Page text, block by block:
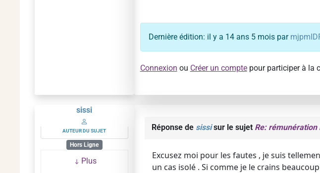
Dernière édition: il y a 14 ans 5 mois par
Connexion ou Créer un comptepour participer à la
sissi
AUTEUR DU SUJET
Hors Ligne
Plus
Réponse de sissisur le sujet Re: rémunération
Excusez moi pour les fautes , je suis
un cas isolé . Si comme je le crains